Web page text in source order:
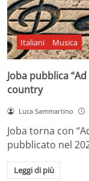
Italiani Musica
Joba pubblica
country
Luca Sammartino
Joba torna con
pubblicato nel
Leggi di più